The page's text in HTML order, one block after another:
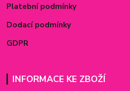
Platební podmínky
Dodací podmínky
GDPR
INFORMACE KE ZBOŽÍ